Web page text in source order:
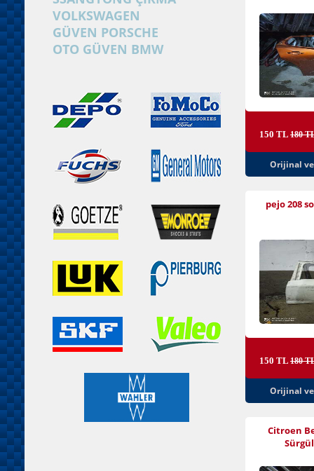
VOLKSWAGEN
GÜVEN PORSCHE
OTO GÜVEN BMW
150 TL 180
Orijinal ve
pejo 208
150 TL 180
Orijinal ve
Citroen